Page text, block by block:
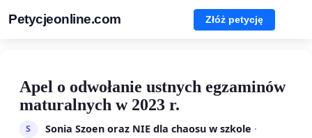
Petycjeonline.com Złóż petycję
Apel o odwołanie ustnych egzaminów
maturalnych w 2023 r.
S Sonia Szoen oraz NIE dla chaosu w szkole ·